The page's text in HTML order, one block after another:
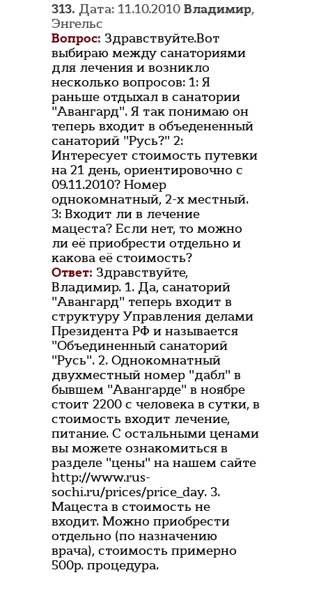
313. Дата: 11.10.2010 Владимир,
Энгельс
Вопрос: Здравствуйте.Вот
выбираю между санаториями
для лечения и возникло
несколько вопросов: 1: Я
раньше отдыхал в санатории
"Авангард". Я так понимаю он
теперь входит в объедененный
санаторий "Русь?" 2:
Интересует стоимость путевки
на 21 день, ориентировочно с
09.11.2010? Номер
однокомнатный, 2-х местный.
3: Входит ли в лечение
мацеста? Если нет, то можно
ли её приобрести отдельно и
какова её стоимость?
Ответ: Здравствуйте,
Владимир. 1. Да, санаторий
"Авангард" теперь входит в
структуру Управления делами
Президента РФ и называется
"Объединенный санаторий
"Русь". 2. Однокомнатный
двухместный номер "дабл" в
бывшем "Авангарде" в ноябре
стоит 2200 с человека в сутки, в
стоимость входит лечение,
питание. С остальными ценами
вы можете ознакомиться в
разделе "цены" на нашем сайте
http://www.rus-
sochi.ru/prices/price_day. 3.
Мацеста в стоимость не
входит. Можно приобрести
отдельно (по назначению
врача), стоимость примерно
500р. процедура.